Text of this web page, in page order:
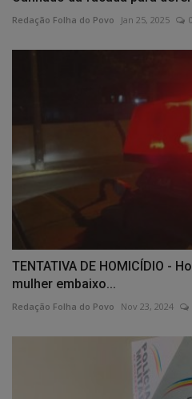
Redação Folha do Povo Jan 25, 2025 0
TENTATIVA DE HOMICÍDIO -
mulher embaixo...
Redação Folha do Povo Nov 23, 2024